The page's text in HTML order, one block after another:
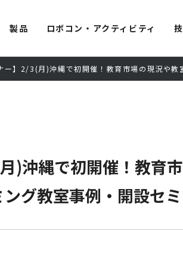
製品 ロボコン・アクティビティ
ー】2/3(月)沖縄で初開催！教育市場の現況や
)沖縄で初開催！教育
グ教室事例・開設セミ